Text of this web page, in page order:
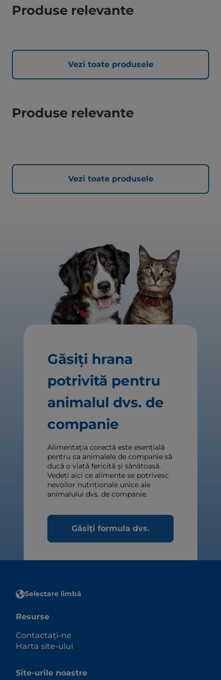
Produse relevante
Vezi toate produsele
Produse relevante
Vezi toate produsele
Găsiți hrana
potrivită pentru
animalul dvs. de
companie
Alimentația corectă este esențială
pentru ca animalele de companie să
ducă o viață fericită și sănătoasă.
Vedeți aici ce alimente se potrivesc
nevoilor nutriționale unice ale
animalului dvs. de companie.
Găsiți formula dvs.
Selectare limbă
Resurse
Contactați-ne
Harta site-ului
Site-urile noastre